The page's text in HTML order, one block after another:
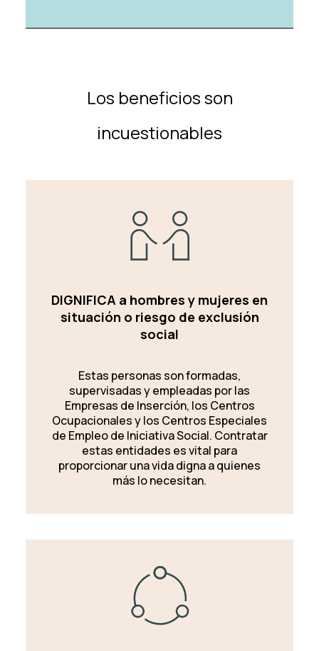
Los beneficios son
incuestionables
DIGNIFICA a hombres y mujeres en
situación o riesgo de exclusión
social
Estas personas son formadas,
supervisadas y empleadas por las
Empresas de Inserción, los Centros
Ocupacionales y los Centros Especiales
de Empleo de Iniciativa Social. Contratar
estas entidades es vital para
proporcionar una vida digna a quienes
más lo necesitan.